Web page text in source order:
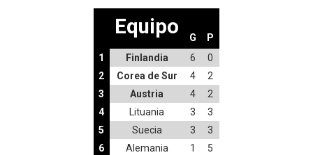
Equipo G P
1 Finlandia 6
0
2
Corea de Sur 4
2
3
Austria 4
2
4
Lituania 3
3
5
Suecia 3
3
6
Alemania 1
5